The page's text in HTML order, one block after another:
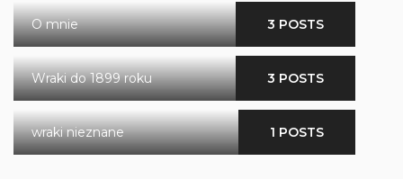
O mnie 3 POSTS
Wraki do 1899 roku 3 POSTS
wraki nieznane 1 POSTS